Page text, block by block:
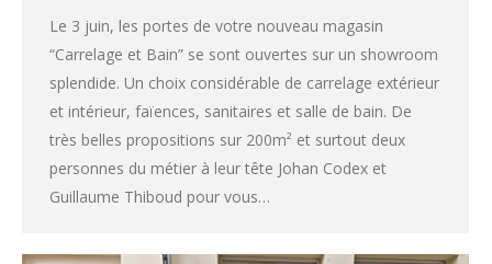
Le 3 juin, les portes de votre nouveau magasin
“Carrelage et Bain” se sont ouvertes sur un showroom
splendide. Un choix considérable de carrelage extérieur
et intérieur, faïences, sanitaires et salle de bain. De
très belles propositions sur 200m² et surtout deux
personnes du métier à leur tête Johan Codex et
Guillaume Thiboud pour vous…